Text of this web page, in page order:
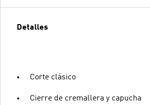
Detalles
Corte clásico
Cierre de cremallera y capucha